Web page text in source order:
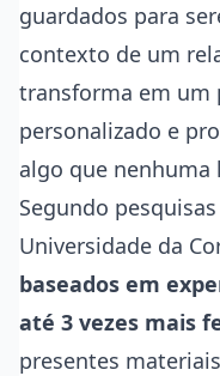
guardados para
contexto de um
transforma em um
personalizado e
algo que
Segundo
Universidade da
baseados em
até 3 vezes mais
presentes